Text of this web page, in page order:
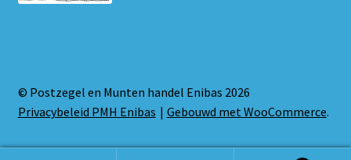
© Postzegel en Munten handel Enibas 2026
Privacybeleid PMH Enibas
Gebouwd met WooCommerce.